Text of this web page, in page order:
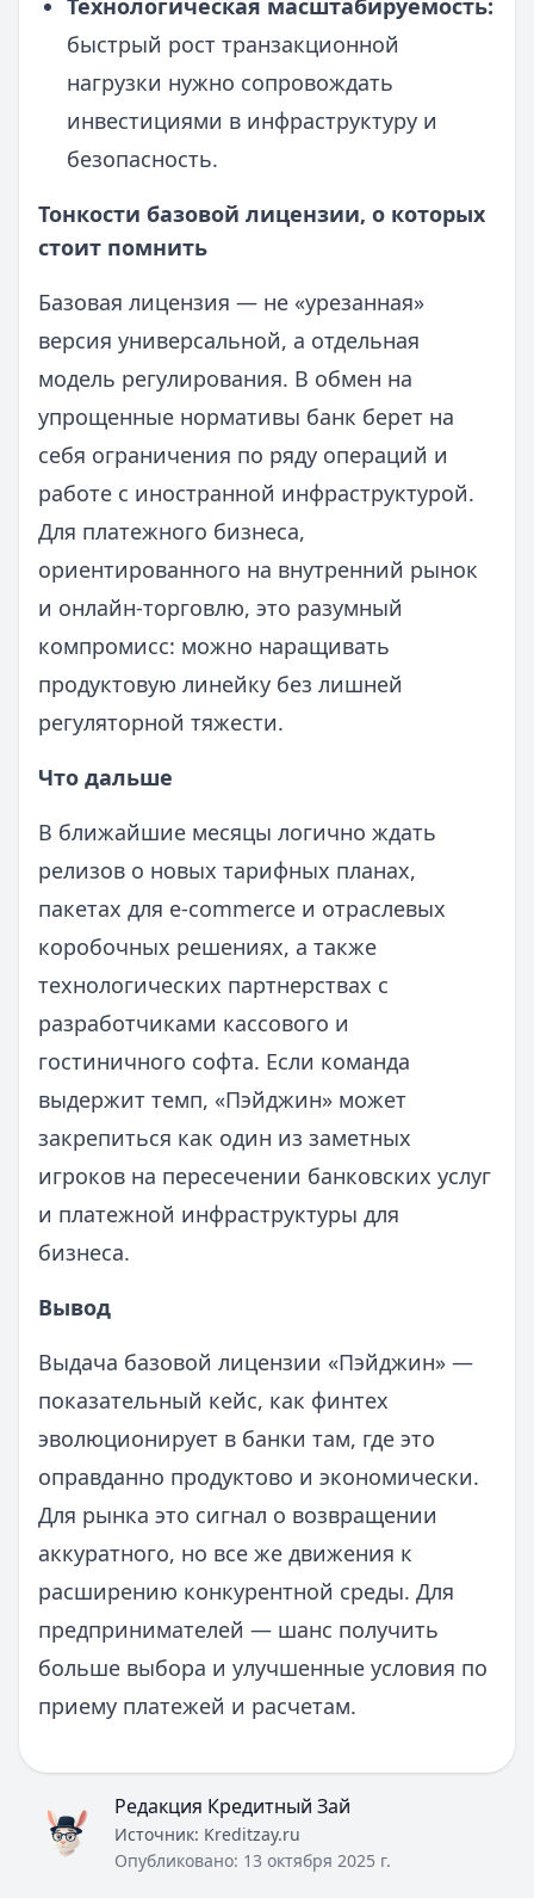
Технологическая масштабируемость:
быстрый рост транзакционной
нагрузки нужно сопровождать
инвестициями в инфраструктуру и
безопасность.
Тонкости базовой лицензии, о которых
стоит помнить
Базовая лицензия — не «урезанная»
версия универсальной, а отдельная
модель регулирования. В обмен на
упрощенные нормативы банк берет на
себя ограничения по ряду операций и
работе с иностранной инфраструктурой.
Для платежного бизнеса,
ориентированного на внутренний рынок
и онлайн-торговлю, это разумный
компромисс: можно наращивать
продуктовую линейку без лишней
регуляторной тяжести.
Что дальше
В ближайшие месяцы логично ждать
релизов о новых тарифных планах,
пакетах для e-commerce и отраслевых
коробочных решениях, а также
технологических партнерствах с
разработчиками кассового и
гостиничного софта. Если команда
выдержит темп, «Пэйджин» может
закрепиться как один из заметных
игроков на пересечении банковских услуг
и платежной инфраструктуры для
бизнеса.
Вывод
Выдача базовой лицензии «Пэйджин» —
показательный кейс, как финтех
эволюционирует в банки там, где это
оправданно продуктово и экономически.
Для рынка это сигнал о возвращении
аккуратного, но все же движения к
расширению конкурентной среды. Для
предпринимателей — шанс получить
больше выбора и улучшенные условия по
приему платежей и расчетам.
Редакция Кредитный Зай
Источник: Kreditzay.ru
Опубликовано: 13 октября 2025 г.